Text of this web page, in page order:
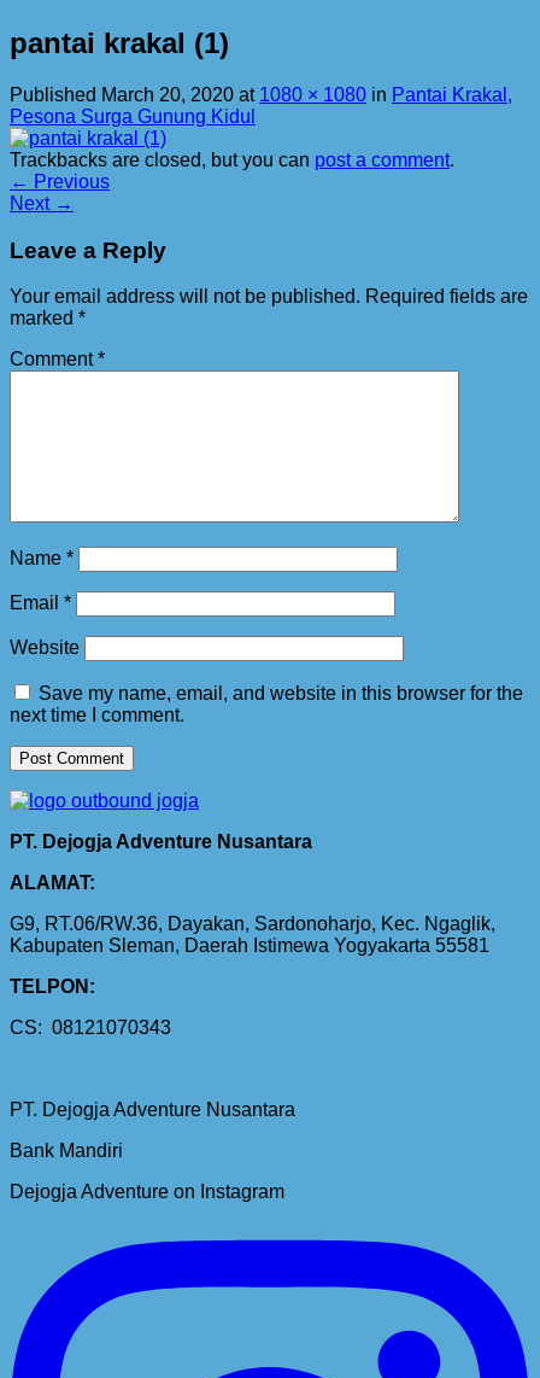
pantai krakal (1)
Published March 20, 2020 at 1080 × 1080 in Pantai Krakal,
Pesona Surga Gunung Kidul
Trackbacks are closed, but you can post a comment.
← Previous
Next →
Leave a Reply
Your email address will not be published. Required fields are
marked *
Comment*
Name *
Email *
Website
Save my name, email, and website in this browser for the
next time I comment.
PT. Dejogja Adventure Nusantara
ALAMAT:
G9, RT.06/RW.36, Dayakan, Sardonoharjo, Kec. Ngaglik,
Kabupaten Sleman, Daerah Istimewa Yogyakarta 55581
TELPON:
CS: 08121070343
PT. Dejogja Adventure Nusantara
Bank Mandiri
Dejogja Adventure on Instagram